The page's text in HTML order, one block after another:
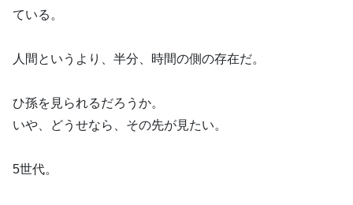
ている。
人間というより、半分、時間の側の存在だ。
ひ孫を見られるだろうか。
いや、どうせなら、その先が見たい。
5世代。